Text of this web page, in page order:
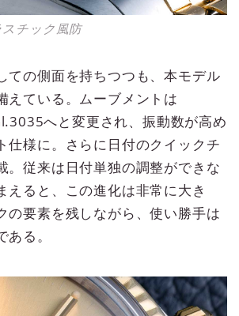
チック風防
ての側面を持ちつつも、本モデル
えている。ムーブメントは
へと変更され、振動数が高め
仕様に。さらに日付のクイックチ
。従来は日付単独の調整ができな
えると、この進化は非常に大き
の要素を残しながら、使い勝手は
る。